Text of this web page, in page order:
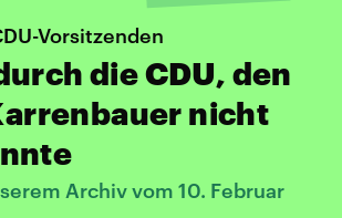
Vorsitzenden
die CDU, den
nicht
Archiv vom 10. Februar